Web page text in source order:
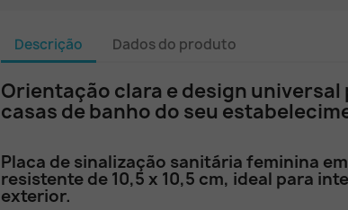
Descrição Dados do produto
Orientação clara e design universal
casas de banho do seu
Placa de sinalização sanitária feminina em
resistente de 10,5 x 10,5 cm, ideal para
exterior.